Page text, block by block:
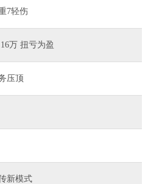
7轻伤
万 扭亏为盈
压顶
新模式